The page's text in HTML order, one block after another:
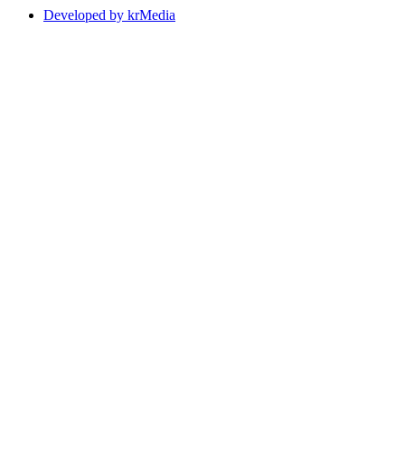
Developed by krMedia